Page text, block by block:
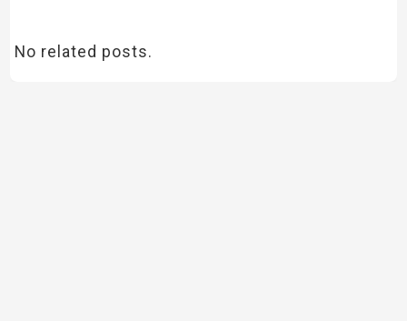
No related posts.